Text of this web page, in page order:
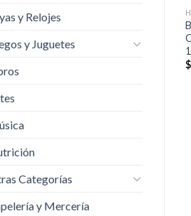
y Relojes
y Juguetes
Categorías
y Mercería
$
HOGAR
Parrilla Electrica Mainstays
Doble Hornilla Double
Burner